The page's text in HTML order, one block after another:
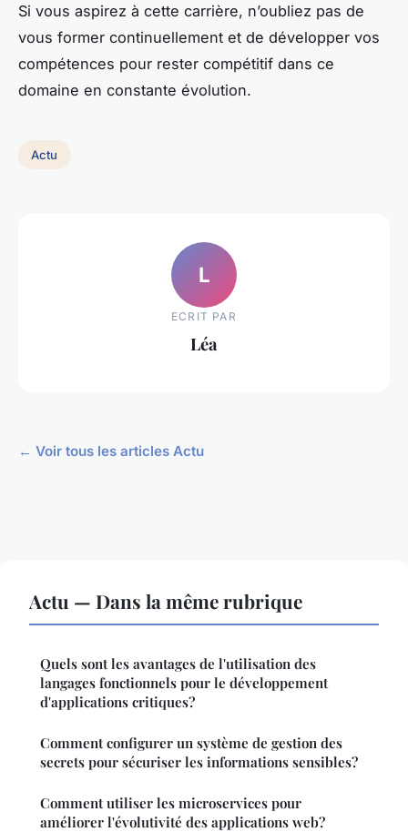
Si vous aspirez à cette carrière, n’oubliez pas de
vous former continuellement et de développer vos
compétences pour rester compétitif dans ce
domaine en constante évolution.
Actu
L
ECRIT PAR
Léa
← Voir tous les articles Actu
Actu — Dans la même rubrique
Quels sont les avantages de l'utilisation des
langages fonctionnels pour le développement
d'applications critiques?
Comment configurer un système de gestion des
secrets pour sécuriser les informations sensibles?
Comment utiliser les microservices pour
améliorer l'évolutivité des applications web?